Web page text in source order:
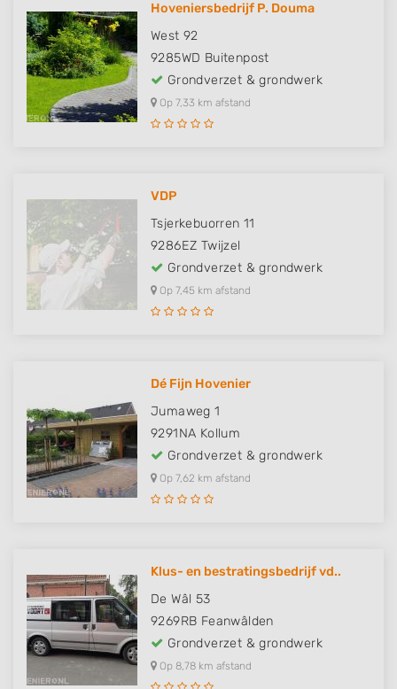
Hoveniersbedrijf P. Douma
West 92
9285WD Buitenpost
Grondverzet & grondwerk
Op 7,33 km afstand
VDP
Tsjerkebuorren 11
9286EZ Twijzel
Grondverzet & grondwerk
Op 7,45 km afstand
Dé Fijn Hovenier
Jumaweg 1
9291NA Kollum
Grondverzet & grondwerk
Op 7,62 km afstand
Klus- en bestratingsbedrijf vd..
De Wâl 53
9269RB Feanwâlden
Grondverzet & grondwerk
Op 8,78 km afstand